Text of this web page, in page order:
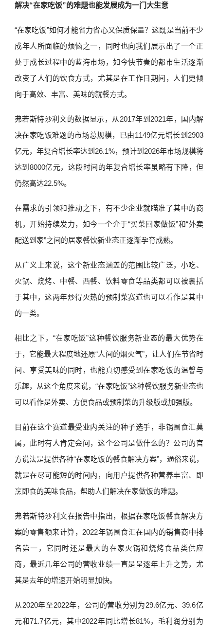
解决“在家吃饭”的难题也能发展成为一门大生意
“在家吃饭”如何才能省力省心又保质保量？这既是当前不少
成年人所面临的烦恼之一，同时也向我们展示出了一个正
处于成长过程中的蓝海市场，如今快节奏的都市生活逐渐
改变了人们的饮食方式，尤其是在工作日期间，人们更倾
向于高效、丰富、美味的就餐方式。
弗若斯特沙利文的数据显示，从2017年到2021年，国内解
决在家吃饭难题的市场总规模，已由1149亿元增长到2903
亿元，年复合增长率达到26.1%，预计到2026年市场规模将
达到8000亿元，这段时间的年复合增长率虽略有下降，但
仍然高达22.5%。
在需求的引领和推动之下，有不少企业就瞄准了其中的商
机，开始持续发力，如今一个介于“买菜回家做饭”和“外卖
配送到家”之间的居家餐饮新业态正逐渐孕育成熟。
从广义上来说，这个新业态涵盖的范围比较广泛，小吃、
火锅、烧烤、中餐、西餐、饮料零食等品类都可以被囊括
于其中，这两年炒得火热的预制菜赛道也可以看作是其中
的一类。
相比之下，“在家吃饭”这种餐饮服务新业态的最大优势在
于，它能最大程度地还原“人间的烟火气”，让人们在节省时
间、享受美味的同时，也能真切感受到在家吃饭的温馨与
乐趣，从这个角度来说，“在家吃饭”这种餐饮服务新业态也
可以看作是外卖、方便食品或预制菜的升级版或加强版。
目前在这个赛道最受业内关注的种子选手，非锅圈食汇莫
属，此时有人肯定会问，这个公司是做什么的？公司的官
方说法是提供各种“在家吃饭的餐食解决方案”，通俗来说，
就是在尽可能短的时间内，向用户提供各种营养丰富、即
烹即食的美味食品，帮助人们解决在家做饭的难题。
弗若斯特沙利文在报告中指出，根据在家吃饭餐食解决方
案的零售额来计算，2022年锅圈食汇在国内的销售商中排
名第一，它同时还是最大的在家火锅和烧烤食品类供应
商，最近几年公司的营收业绩一直是呈逐年上升之势，尤
其是去年的增速开始明显加快。
从2020年至2022年，公司的营收分别为29.6亿元、39.6亿
元和71.7亿元，其中2022年同比增长81%，毛利润分别为